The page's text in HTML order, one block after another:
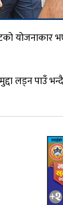
योजनाकार
लड्न पाउँ